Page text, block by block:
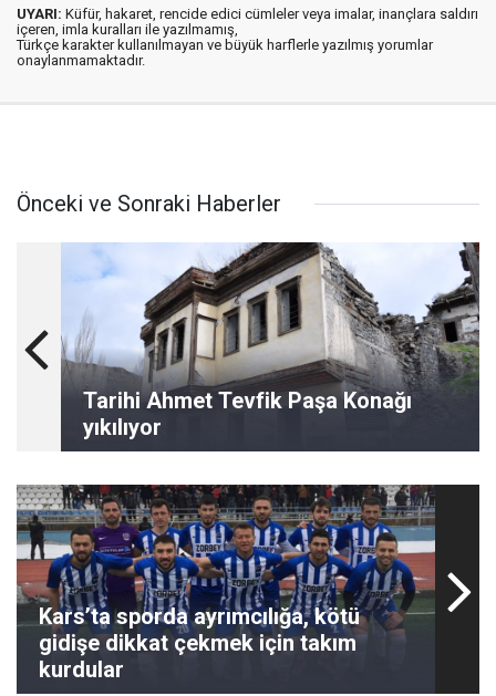
UYARI: Küfür, hakaret, rencide edici cümleler veya imalar, inançlara saldırı
içeren, imla kuralları ile yazılmamış,
Türkçe karakter kullanılmayan ve büyük harflerle yazılmış yorumlar
onaylanmamaktadır.
Önceki ve Sonraki Haberler
Tarihi Ahmet Tevfik Paşa Konağı
yıkılıyor
Kars’ta sporda ayrımcılığa, kötü
gidişe dikkat çekmek için takım
kurdular